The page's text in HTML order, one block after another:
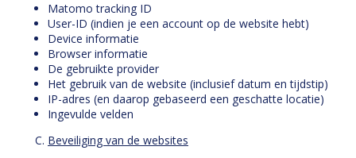
Matomo tracking ID
User-ID (indien je een account op de website hebt)
Device informatie
Browser informatie
De gebruikte provider
Het gebruik van de website (inclusief datum en tijdstip)
IP-adres (en daarop gebaseerd een geschatte locatie)
Ingevulde velden
Beveiliging van de websites